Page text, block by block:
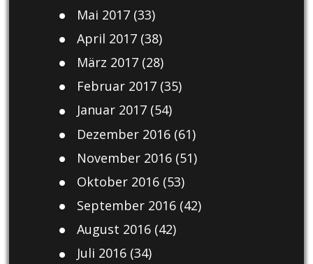
Mai 2017(33)
April 2017(38)
März 2017(28)
Februar 2017(35)
Januar 2017(54)
Dezember 2016(61)
November 2016(51)
Oktober 2016(53)
September 2016(42)
August 2016(42)
Juli 2016(34)